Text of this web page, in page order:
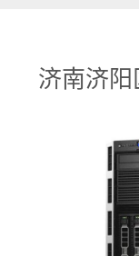
济南济